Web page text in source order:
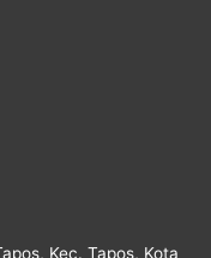
Kec. Tapos, Kota